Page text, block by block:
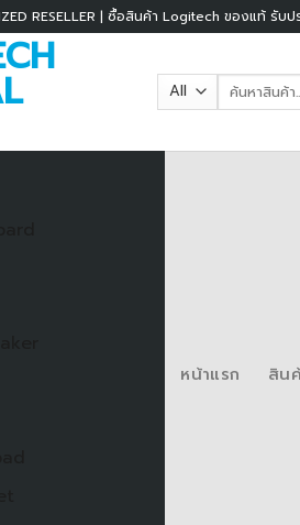
RESELLER | ซื้อสินค้า Logitech ของแท้ รั
ค้นหา:
หน้าแรก สิน